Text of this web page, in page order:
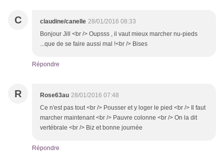
C claudine/canelle 28/01/2016 08:33
Bonjour Jill <br /> Oupsss , il vaut mieux marcher nu-pieds
...que de se faire aussi mal !<br /> Bises
Répondre
R Rose63au 28/01/2016 07:48
Ce n'est pas tout <br /> Pousser et y loger le pied <br /> Il faut
marcher maintenant <br /> Pauvre colonne <br /> On la dit
vertébrale <br /> Biz et bonne journée
Répondre